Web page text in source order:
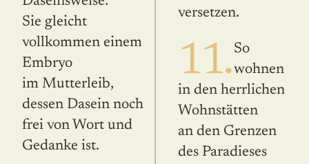
Sie gleicht
vollkommen einem
Embryo
im Mutterleib,
dessen Dasein noch
frei von Wort und
Gedanke ist.
versetzen.
11. So
wohnen
in den herrlichen
Wohnstätten
an den Grenzen
des Paradieses